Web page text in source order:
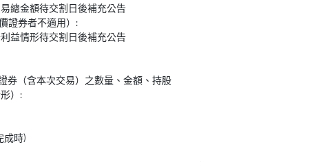
總金額待交割日後補充公告
證券者不適用）:
益情形待交割日後補充公告
券（含本次交易）之數量、金額、持股
）:
成時)